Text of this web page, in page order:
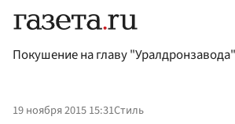
Покушение на главу "Уралдронзавода"
19 ноября 2015 15:31Стиль